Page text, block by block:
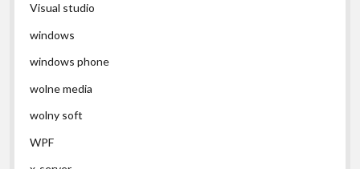
Visual studio
windows
windows phone
wolne media
wolny soft
WPF